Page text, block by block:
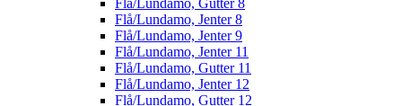
Flå/Lundamo, Gutter 8
Flå/Lundamo, Jenter 8
Flå/Lundamo, Jenter 9
Flå/Lundamo, Jenter 11
Flå/Lundamo, Gutter 11
Flå/Lundamo, Jenter 12
Flå/Lundamo, Gutter 12